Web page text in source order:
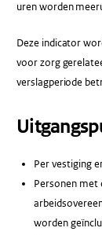
uren worden
Deze indicator
voor zorg
verslagperiode
Per vestiging
Personen met
worden